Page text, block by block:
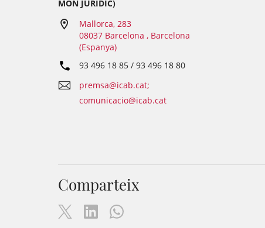
MÓN JURÍDIC)
Mallorca, 283
08037 Barcelona , Barcelona
(Espanya)
93 496 18 85 / 93 496 18 80
premsa@icab.cat;
comunicacio@icab.cat
Comparteix